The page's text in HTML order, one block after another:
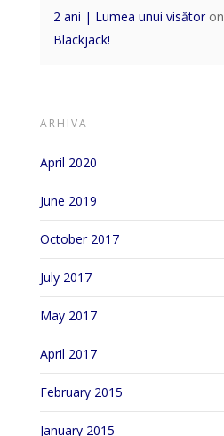
2 ani | Lumea unui visătoron
Blackjack!
ARHIVA
April 2020
June 2019
October 2017
July 2017
May 2017
April 2017
February 2015
January 2015